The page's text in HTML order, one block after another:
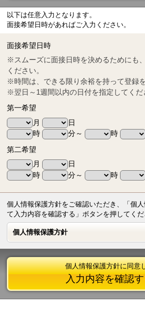
Tel
0570-55-0314
以下は任意入力となります。
面接希望日時があればご入力ください。
面接希望日時
※スムーズに面接日時を決めるためにも
ください。
※時間は、できる限り余裕を持って登録
※翌日～1週間以内の日付を指定してくだ
第一希望
月
日
時
分～ 時
第二希望
月
日
時
分～ 時
個人情報保護方針をご確認いただき、「個
て入力内容を確認する」ボタンを押してくだ
個人情報保護方針
個人情報保護方針
個人情報保護方針に同意
入力内容を確認